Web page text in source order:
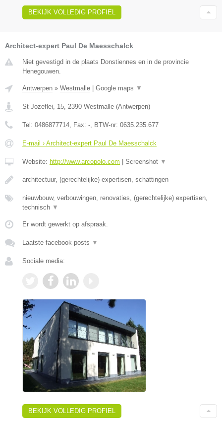
BEKIJK VOLLEDIG PROFIEL
Architect-expert Paul De Maesschalck
Niet gevestigd in de plaats Donstiennes en in de provincie
Henegouwen.
Antwerpen » Westmalle Google maps ▼
St-Jozeflei, 15, 2390 Westmalle (Antwerpen)
Tel: 0486877714, Fax: -, BTW-nr: 0635.235.677
E-mail › Architect-expert Paul De Maesschalck
Website: http://www.arcopolo.com Screenshot ▼
architectuur, (gerechtelijke) expertisen, schattingen
nieuwbouw, verbouwingen, renovaties, (gerechtelijke) expertisen,
technisch ▼
Er wordt gewerkt op afspraak.
Laatste facebook posts ▼
Sociale media:
BEKIJK VOLLEDIG PROFIEL